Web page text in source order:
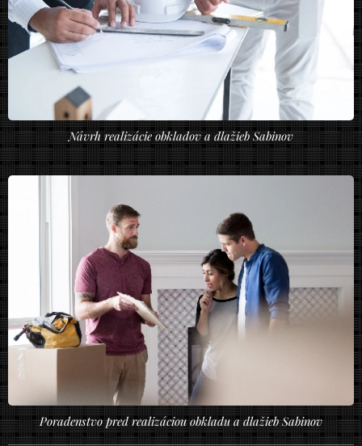
Návrh realizácie obkladov a dlažieb Sabinov
Poradenstvo pred realizáciou obkladu a dlažieb Sabinov